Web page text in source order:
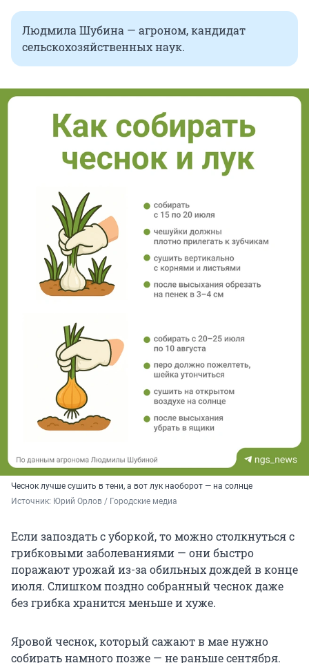
Людмила Шубина — агроном, кандидат
сельскохозяйственных наук.
Чеснок лучше сушить в тени, а вот лук наоборот — на солнце
Источник: Юрий Орлов / Городские медиа
Если запоздать с уборкой, то можно столкнуться с
грибковыми заболеваниями — они быстро
поражают урожай из-за обильных дождей в конце
июля. Слишком поздно собранный чеснок даже
без грибка хранится меньше и хуже.
Яровой чеснок, который сажают в мае нужно
собирать намного позже — не раньше сентября.